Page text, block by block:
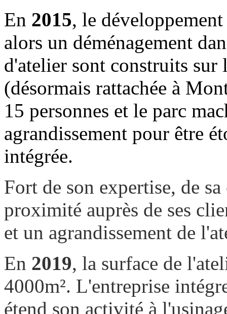
En 2015, le
alors un déménagement
d'atelier sont construits sur
(désormais rattachée à
15 personnes et le parc
agrandissement pour être
intégrée.
Fort de son expertise, de
proximité auprès de ses
et un agrandissement de
En 2019, la surface de
4000m². L'entreprise
étend son activité à